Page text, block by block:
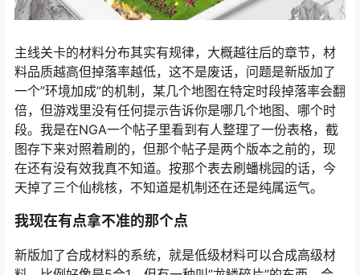
主线关卡的材料分布其实有规律，大概越往后的章节，材
料品质越高但掉落率越低，这不是废话，问题是新版加了
一个”环境加成”的机制，某几个地图在特定时段掉落率会翻
倍，但游戏里没有任何提示告诉你是哪几个地图、哪个时
段。我是在NGA一个帖子里看到有人整理了一份表格，截
图存下来对照着刷的，但那个帖子是两个版本之前的，现
在还有没有效我真不知道。按那个表去刷蟠桃园的话，今
天掉了三个仙桃核，不知道是机制还在还是纯属运气。
我现在有点拿不准的那个点
新版加了合成材料的系统，就是低级材料可以合成高级材